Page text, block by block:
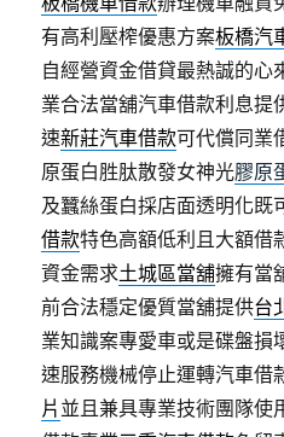
有高利壓榨優惠方案板橋汽
自經營資金借貸最熱誠的心
業合法當舖汽車借款利息提
速新莊汽車借款可代償同業
原蛋白胜肽散發女神光膠原
及蠶絲蛋白採店面透明化既
借款特色高額低利且大額借
資金需求土城區當舖擁有當
前合法穩定優質當舖提供台
業知識案專愛車或是碟盤損
速服務機械停止運轉汽車借
片 並且兼具專業技術團隊使